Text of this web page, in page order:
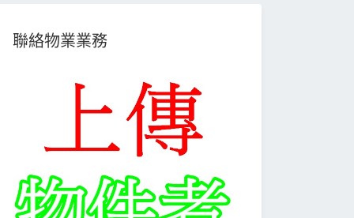
聯絡物業業務